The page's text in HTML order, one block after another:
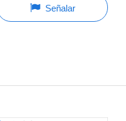
Señalar